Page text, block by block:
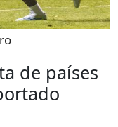
de países